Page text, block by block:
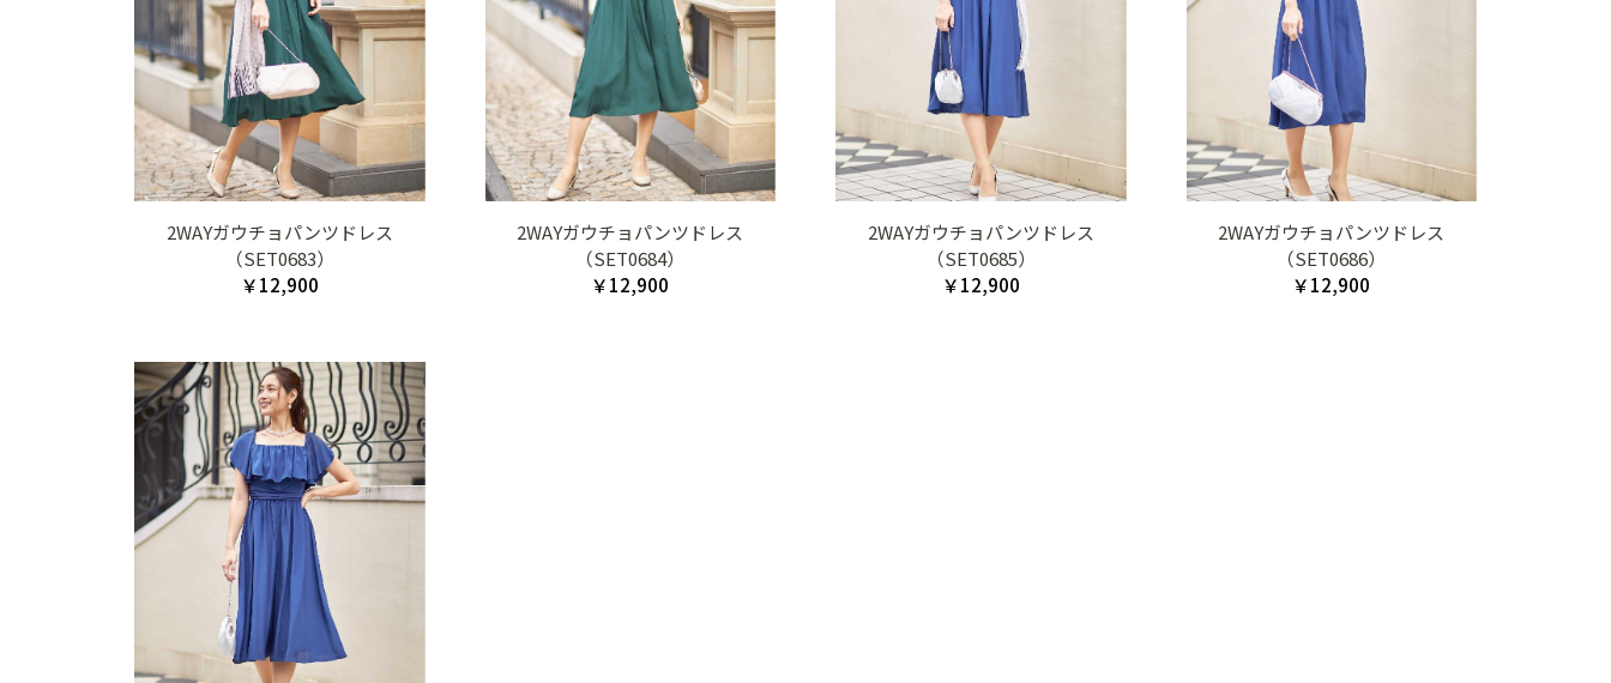
2WAYガウチョパンツドレス
（SET0683）
￥12,900
2WAYガウチョパンツドレス
（SET0684）
￥12,900
2WAYガウチョパンツドレス
（SET0685）
￥12,900
2WAYガウチョパンツドレス
（SET0686）
￥12,900